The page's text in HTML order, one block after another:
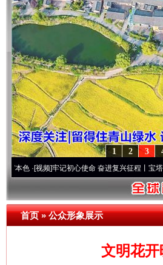
3
2
1
牢记初心使命 奋进复兴征程丨宝塔山下好光景
首页»公众形象展示
文明花